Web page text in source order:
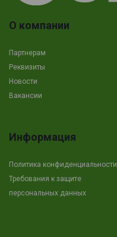
О компании
Партнерам
Реквизиты
Новости
Вакансии
Информация
Политика конфиденциальности
Требования к защите
персональных данных